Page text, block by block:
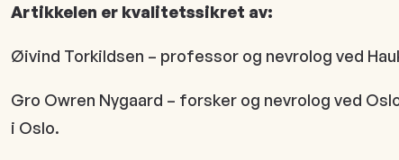
Artikkelen er kvalitetssikret av:
Øivind Torkildsen – professor og nevrolog ved
Gro Owren Nygaard – forsker og nevrolog ved
i Oslo.